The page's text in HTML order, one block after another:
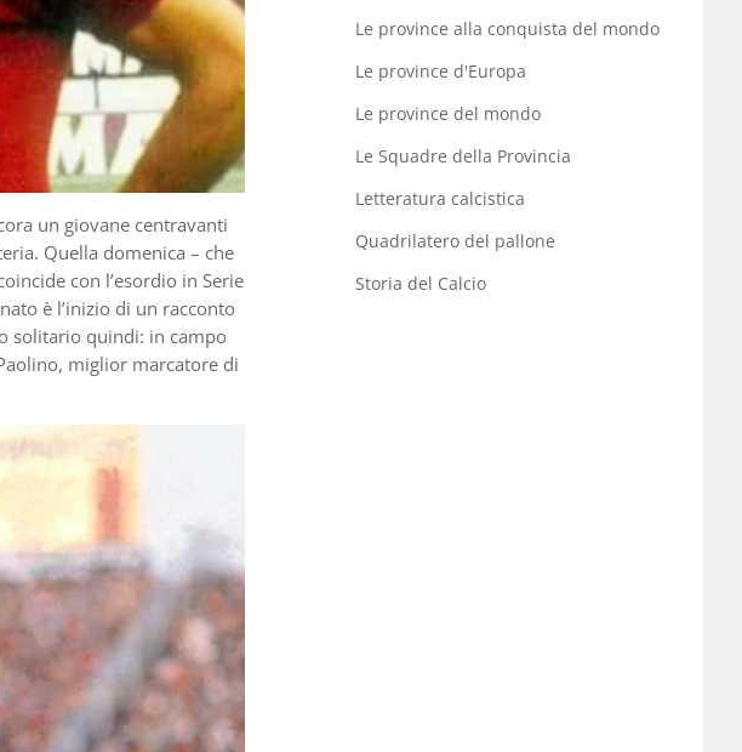
un giovane centravanti
Quella domenica – che
con l’esordio in Serie
è l’inizio di un racconto
solitario quindi: in campo
miglior marcatore di
Le province alla conquista del mondo
Le province d'Europa
Le province del mondo
Le Squadre della Provincia
Letteratura calcistica
Quadrilatero del pallone
Storia del Calcio